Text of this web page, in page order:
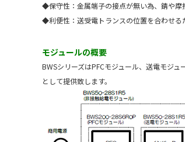
◆保守性：金属端子の接点が無い為、錆や摩
◆利便性：送受電トランスの位置を合わせる
モジュールの概要
BWSシリーズはPFCモジュール、送電モジ
として提供致します。